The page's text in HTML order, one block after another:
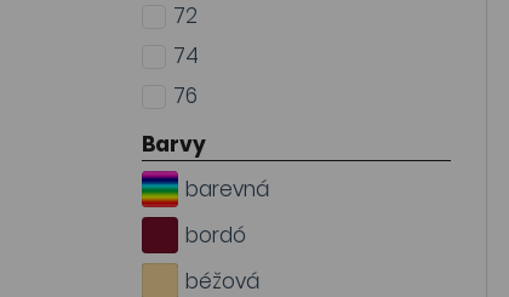
72
74
76
Barvy
barevná
bordó
béžová